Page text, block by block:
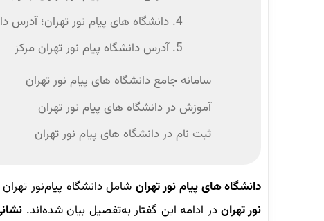
4. دانشگاه های پیام نور تهران؛ آدرس دانشگاه پیام نور تهران غرب
5. آدرس دانشگاه پیام نور تهران مرکز
سامانه جامع دانشگاه های پیام نور تهران
آموزش در دانشگاه های پیام نور تهران
ثبت ‌نام در دانشگاه های پیام نور تهران
دانشگاه های پیام نور تهران شامل دانشگاه پیام‌نور
نور تهراندر ادامه این گفتار به‌تفصیل بیان شده‌اند.